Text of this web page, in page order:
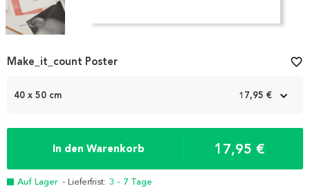
1
40 x 50 cm 17,95 €
In den Warenkorb 17,95 €
Auf Lager - Lieferfrist: 3 - 7 Tage
Make_it_count Poster favorite_border